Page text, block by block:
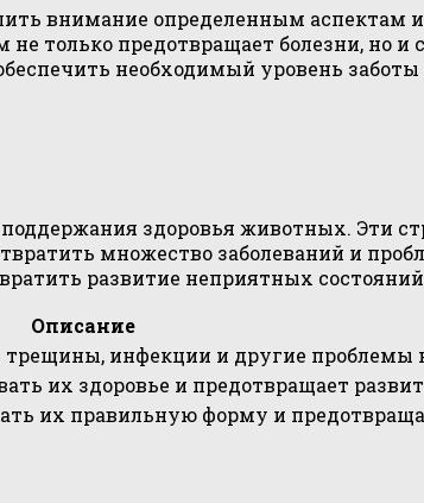
внимание определенным аспектам
только предотвращает болезни, но
необходимый уровень
здоровья животных. Эти
множество заболеваний и
развитие неприятных
Описание
трещины, инфекции и другие проблемы
их здоровье и предотвращает
их правильную форму и